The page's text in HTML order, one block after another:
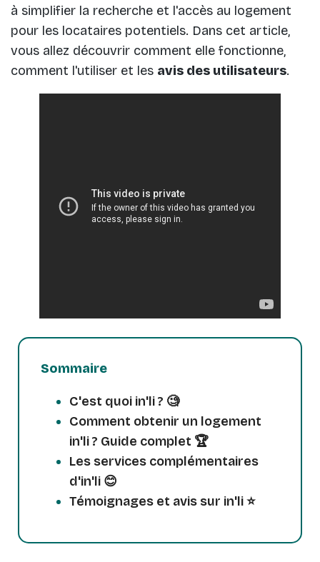
à simplifier la recherche et l'accès au logement
pour les locataires potentiels. Dans cet article,
vous allez découvrir comment elle fonctionne,
comment l'utiliser et les avis des utilisateurs.
Sommaire
C'est quoi in'li ? 🧐
Comment obtenir un logement
in'li ? Guide complet 🏆
Les services complémentaires
d'in'li 😊
Témoignages et avis sur in'li ⭐️